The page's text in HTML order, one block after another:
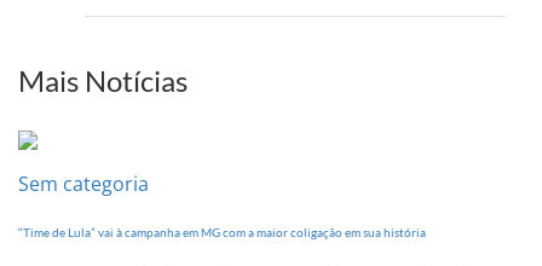
PI
setembro
Mais Notícias
Sem categoria
“Time de Lula” vai à campanha em MG com a maior coligação em sua história